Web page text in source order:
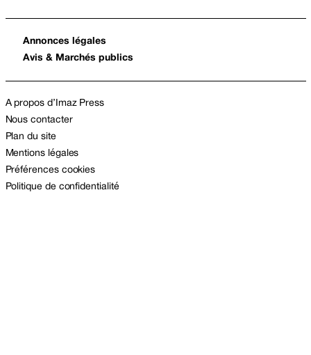
Annonces légales
Avis & Marchés publics
A propos d’Imaz Press
Nous contacter
Plan du site
Mentions légales
Préférences cookies
Politique de confidentialité